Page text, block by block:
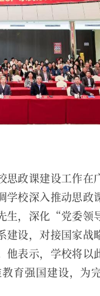
政课建设工作在
校深入推动思政
生，深化“党委领
设，对接国家战
他表示，学校将以
育强国建设，为